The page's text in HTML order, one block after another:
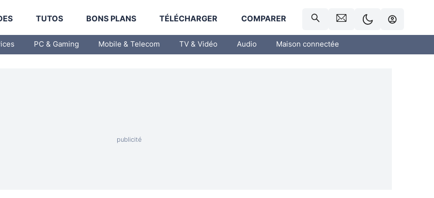
TUTOS BONS PLANS TÉLÉCHARGER COMPARER
PC & Gaming Mobile & Telecom TV & Vidéo Audio Maison connectée